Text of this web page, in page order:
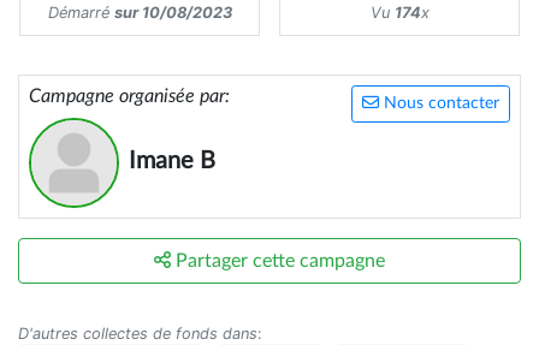
Démarré sur 10/08/2023 Vu 174x
Nous contacter
Campagne organisée par:
Imane B
Partager cette campagne
D'autres collectes de fonds dans: